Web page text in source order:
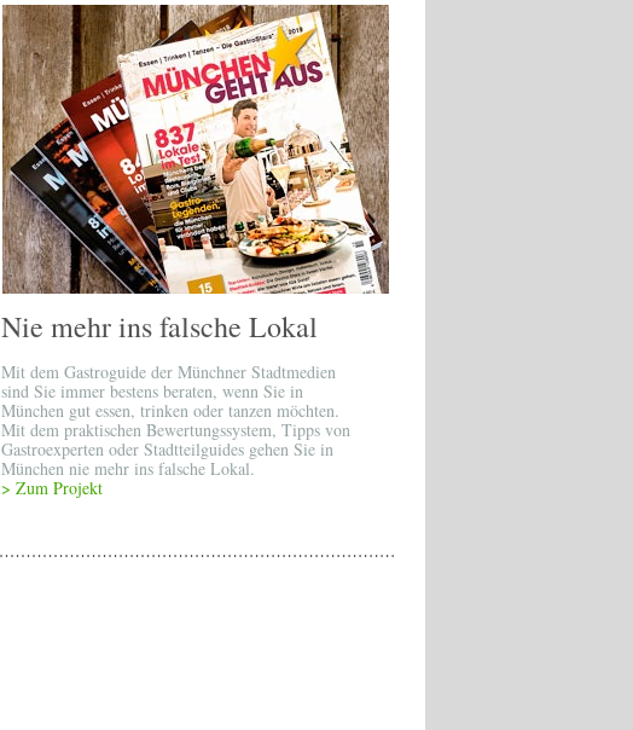
Nie mehr ins falsche Lokal
Mit dem Gastroguide der Münchner Stadtmedien
sind Sie immer bestens beraten, wenn Sie in
München gut essen, trinken oder tanzen möchten.
Mit dem praktischen Bewertungssystem, Tipps von
Gastroexperten oder Stadtteilguides gehen Sie in
München nie mehr ins falsche Lokal.
> Zum Projekt